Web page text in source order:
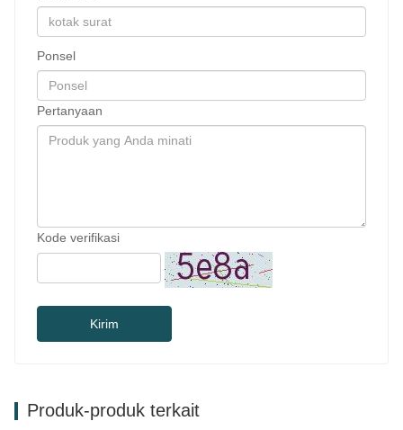
Ponsel
Pertanyaan
Kode verifikasi
Kirim
Produk-produk terkait